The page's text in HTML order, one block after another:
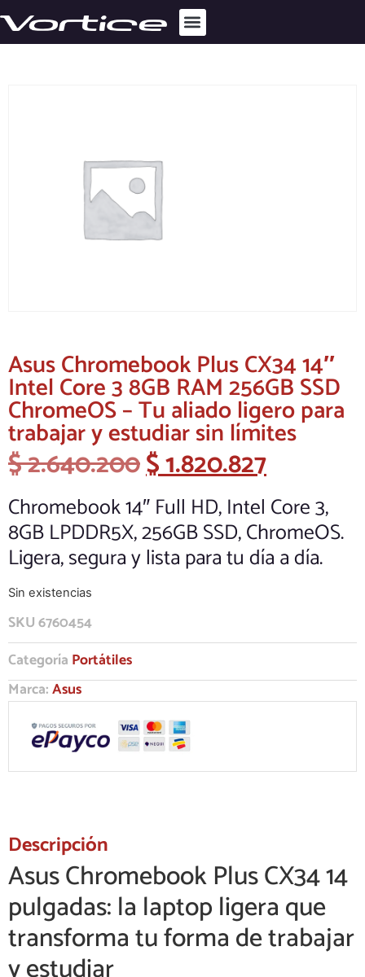
Asus Chromebook Plus CX34 14″
Intel Core 3 8GB RAM 256GB SSD
ChromeOS – Tu aliado ligero para
trabajar y estudiar sin límites
$2.640.200$1.820.827
Chromebook 14″ Full HD, Intel Core 3,
8GB LPDDR5X, 256GB SSD, ChromeOS.
Ligera, segura y lista para tu día a día.
Sin existencias
SKU6760454
Categoría Portátiles
Marca:Asus
Descripción
Asus Chromebook Plus CX34 14
pulgadas: la laptop ligera que
transforma tu forma de trabajar